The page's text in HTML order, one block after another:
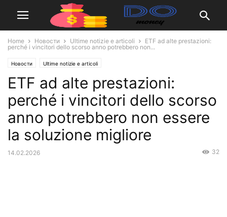
Home Новости Ultime notizie e articoli
ETF ad alte prestazioni:
perché i vincitori dello scorso anno potrebbero non...
Новости Ultime notizie e articoli
ETF ad alte prestazioni:
perché i vincitori dello scorso
anno potrebbero non essere
la soluzione migliore
14.02.2026 32